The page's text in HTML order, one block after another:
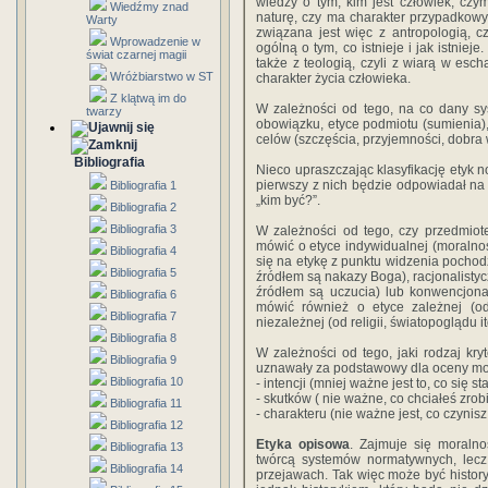
Wiedźmy znad
Warty
Wprowadzenie w
świat czarnej magii
Wróżbiarstwo w ST
Z klątwą im do
twarzy
Bibliografia
Bibliografia 1
Bibliografia 2
Bibliografia 3
Bibliografia 4
Bibliografia 5
Bibliografia 6
Bibliografia 7
Bibliografia 8
Bibliografia 9
Bibliografia 10
Bibliografia 11
Bibliografia 12
Bibliografia 13
Bibliografia 14
naturę, czy ma charakter
związana jest więc z antropologią,
ogólną o tym, co istnieje i jak
także z teologią, czyli z wiarą w
charakter życia człowieka.
W zależności od tego, na co dany
obowiązku, etyce podmiotu
celów (szczęścia, przyjemności,
Nieco upraszczając klasyfikację etyk
pierwszy z nich będzie odpowiadał
„kim być?”.
W zależności od tego, czy
mówić o etyce indywidualnej
się na etykę z punktu widzenia
źródłem są nakazy Boga),
źródłem są uczucia) lub
mówić również o etyce zależnej
niezależnej (od religii, światopoglądu
W zależności od tego, jaki rodzaj
uznawały za podstawowy dla oceny
- intencji (mniej ważne jest to, co się
- skutków ( nie ważne, co chciałeś
- charakteru (nie ważne jest, co
Etyka opisowa. Zajmuje się
twórcą systemów normatywnych,
przejawach. Tak więc może być